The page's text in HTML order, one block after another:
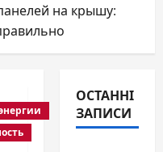
на крышу:
ОСТАННІ
ЗАПИСИ